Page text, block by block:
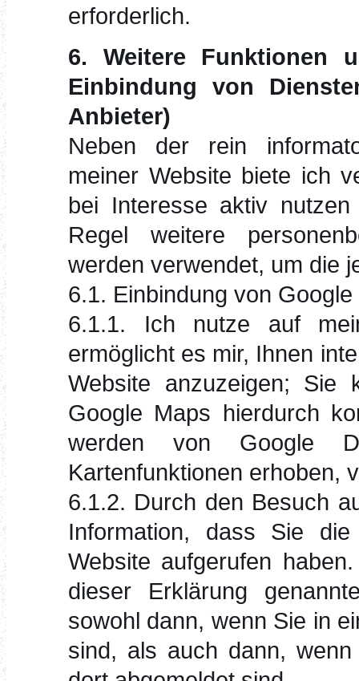
erforderlich.
6. Weitere Funktionen
Einbindung von
Anbieter)
Neben der rein
meiner Website biete ich
bei Interesse aktiv
Regel weitere
werden verwendet, um die
6.1. Einbindung von
6.1.1. Ich nutze auf
ermöglicht es mir, Ihnen
Website anzuzeigen; Sie
Google Maps hierdurch
werden von Google
Kartenfunktionen erhoben,
6.1.2. Durch den Besuch
Information, dass Sie die
Website aufgerufen
dieser Erklärung
sowohl dann, wenn Sie in
sind, als auch dann,